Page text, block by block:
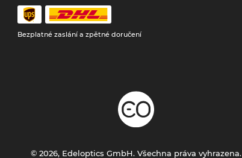
Bezplatné zaslání a zpětné doručení
© 2026, Edeloptics GmbH. Všechna práva vyhrazena.